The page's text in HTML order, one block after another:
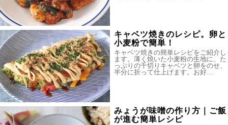
キャベツ焼きのレシピ。卵と
小麦粉で簡単！
キャベツ焼きの簡単レシピをご紹介し
ます。薄く焼いた小麦粉の生地に、た
っぷりの千切りキャベツと卵をのせ、
半分に折って仕上げます。お好…
みょうが味噌の作り方｜ご飯
が進む簡単レシピ